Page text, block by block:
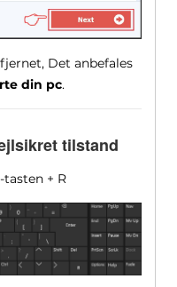
Det anbefales
din pc.
tilstand
+ R